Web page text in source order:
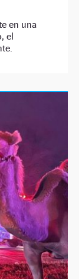
en una
el